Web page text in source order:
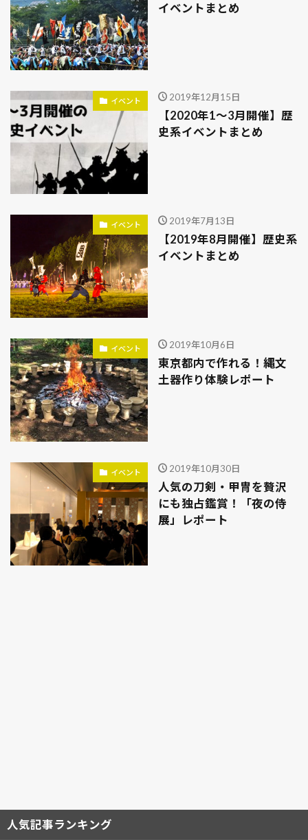
イベントまとめ
イベント 2019年12月15日
【2020年1～3月開催】歴
史系イベントまとめ
イベント 2019年7月13日
【2019年8月開催】歴史系
イベントまとめ
イベント 2019年10月6日
東京都内で作れる！縄文
土器作り体験レポート
イベント 2019年10月30日
人気の刀剣・甲冑を贅沢
にも独占鑑賞！「夜の侍
展」レポート
人気記事ランキング